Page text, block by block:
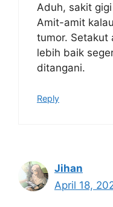
Aduh, sakit
Amit-amit
tumor. Setakut
lebih baik
ditangani.
Reply
Jihan
April 18,